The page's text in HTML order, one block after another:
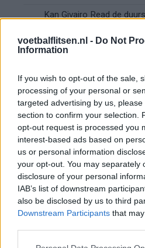
voetbalflitsen.nl - Do Not
Information
If you wish to opt-out of the sale,
processing of your personal or
targeted advertising by us,
section to confirm your selection.
opt-out request is processed you
interest-based ads based on
us or personal information
your opt-out. You may separately
disclosure of your personal
IAB’s list of downstream
also be disclosed by us to third
Downstream Participants that
Kan Givairo Read de
bereik
Feyenoord incasseert
Sauer naar Stuttgart bijna
Feyenoord zet deur open
en Hadj Moussa mogen
Feyenoord sluit
er nog op het programma